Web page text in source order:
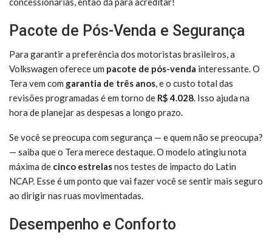
Pacote de Pós-Venda e Segurança
Para garantir a preferência dos motoristas brasileiros, a
Volkswagen oferece um pacote de pós-venda interessante. O
Tera vem com garantia de três anos, e o custo total das
revisões programadas é em torno de R$ 4.028. Isso ajuda na
hora de planejar as despesas a longo prazo.
Se você se preocupa com segurança — e quem não se preocupa?
— saiba que o Tera merece destaque. O modelo atingiu nota
máxima de cinco estrelasnos testes de impacto do Latin
NCAP. Esse é um ponto que vai fazer você se sentir mais seguro
ao dirigir nas ruas movimentadas.
Desempenho e Conforto